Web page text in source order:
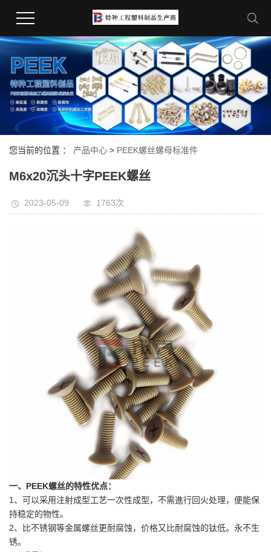
您当前的位置 ： 产品中心 > PEEK螺丝螺母标准件
M6x20沉头十字PEEK螺丝
2023-05-09 1763次
一、 PEEK螺丝的特性优点：
1、可以采用注射成型工艺一次性成型，不需進行回火处理 ，便能保
持稳定的物性。
2、比不锈钢等金属螺丝更耐腐蚀，价格又比耐腐蚀的钛低。永不生
锈。